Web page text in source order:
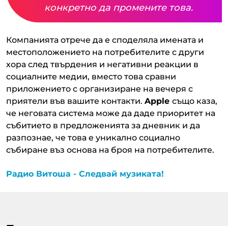
конкретно да промените това.
Компанията отрече да е споделяла имената и
местоположението на потребителите с други
хора след твърдения и негативни реакции в
социалните медии, вместо това сравни
приложението с организиране на вечеря с
приятели във вашите контакти. Apple също каза,
че неговата система може да даде приоритет на
събитието в предложенията за дневник и да
разпознае, че това е уникално социално
събиране въз основа на броя на потребителите.
Радио Витоша - Следвай музиката!